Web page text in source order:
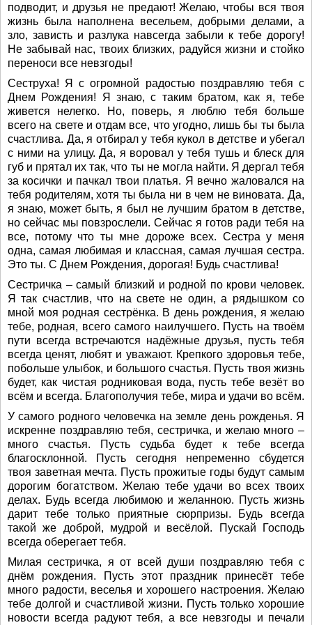
подводит, и друзья не предают! Желаю, чтобы вся твоя
жизнь была наполнена весельем, добрыми делами, а
зло, зависть и разлука навсегда забыли к тебе дорогу!
Не забывай нас, твоих близких, радуйся жизни и стойко
переноси все невзгоды!
Сеструха! Я с огромной радостью поздравляю тебя с
Днем Рождения! Я знаю, с таким братом, как я, тебе
живется нелегко. Но, поверь, я люблю тебя больше
всего на свете и отдам все, что угодно, лишь бы ты была
счастлива. Да, я отбирал у тебя кукол в детстве и убегал
с ними на улицу. Да, я воровал у тебя тушь и блеск для
губ и прятал их так, что ты не могла найти. Я дергал тебя
за косички и пачкал твои платья. Я вечно жаловался на
тебя родителям, хотя ты была ни в чем не виновата. Да,
я знаю, может быть, я был не лучшим братом в детстве,
но сейчас мы повзрослели. Сейчас я готов ради тебя на
все, потому что ты мне дороже всех. Сестра у меня
одна, самая любимая и классная, самая лучшая сестра.
Это ты. С Днем Рождения, дорогая! Будь счастлива!
Сестричка – самый близкий и родной по крови человек.
Я так счастлив, что на свете не один, а рядышком со
мной моя родная сестрёнка. В день рождения, я желаю
тебе, родная, всего самого наилучшего. Пусть на твоём
пути всегда встречаются надёжные друзья, пусть тебя
всегда ценят, любят и уважают. Крепкого здоровья тебе,
побольше улыбок, и большого счастья. Пусть твоя жизнь
будет, как чистая родниковая вода, пусть тебе везёт во
всём и всегда. Благополучия тебе, мира и удачи во всём.
У самого родного человечка на земле день рожденья. Я
искренне поздравляю тебя, сестричка, и желаю много –
много счастья. Пусть судьба будет к тебе всегда
благосклонной. Пусть сегодня непременно сбудется
твоя заветная мечта. Пусть прожитые годы будут самым
дорогим богатством. Желаю тебе удачи во всех твоих
делах. Будь всегда любимою и желанною. Пусть жизнь
дарит тебе только приятные сюрпризы. Будь всегда
такой же доброй, мудрой и весёлой. Пускай Господь
всегда оберегает тебя.
Милая сестричка, я от всей души поздравляю тебя с
днём рождения. Пусть этот праздник принесёт тебе
много радости, веселья и хорошего настроения. Желаю
тебе долгой и счастливой жизни. Пусть только хорошие
новости всегда радуют тебя, а все невзгоды и печали